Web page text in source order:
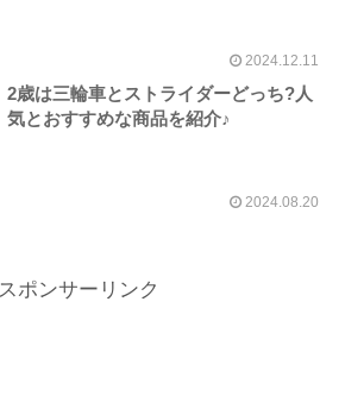
2024.12.11
2歳は三輪車とストライダーどっち?人
気とおすすめな商品を紹介♪
2024.08.20
スポンサーリンク